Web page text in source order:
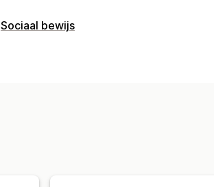
Videobeheer
Sociaal bewijs